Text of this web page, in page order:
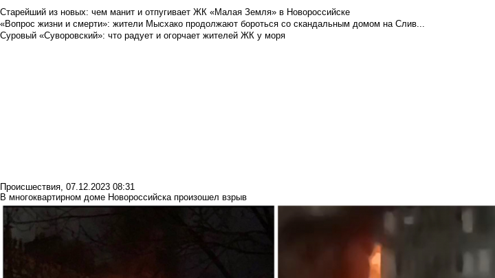
Старейший из новых: чем манит и отпугивает ЖК «Малая Земля» в Новороссийске
«Вопрос жизни и смерти»: жители Мысхако продолжают бороться со скандальным домом на Слив...
Суровый «Суворовский»: что радует и огорчает жителей ЖК у моря
Происшествия, 07.12.2023 08:31
В многоквартирном доме Новороссийска произошел взрыв